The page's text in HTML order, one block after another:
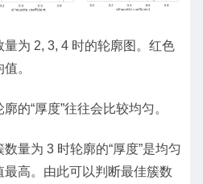
为 2, 3, 4 时的轮廓图。红色
。
的“厚度”往往会比较均匀。
量为 3 时轮廓的“厚度”是均匀
高。由此可以判断最佳簇数